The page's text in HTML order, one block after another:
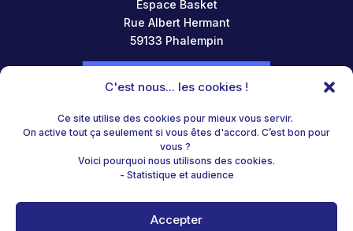
C'est nous... les cookies !
Ce site utilise des cookies pour mieux vous servir.
On active tout ça seulement si vous êtes d'accord. C’est bon pour
vous ?
Voici pourquoi nous utilisons des cookies.
- Statistique et audience
Accepter
Espace Basket
Rue Albert Hermant
59133 Phalempin
Horaires d’accueil
Lundi : 9h-12h / 12h45-15h15
Mardi : 9h-12h / 12h45-16h45
Vendredi : 9h-12h / 12h45-16h15